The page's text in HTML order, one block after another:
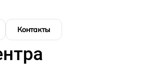
Контакты